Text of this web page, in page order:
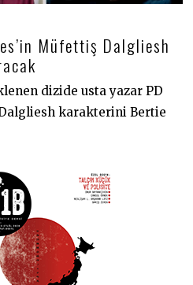
Müfettiş Dalgliesh
dizide usta yazar PD
karakterini Bertie